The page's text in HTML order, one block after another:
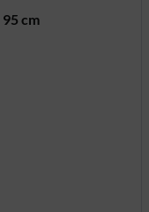
cm